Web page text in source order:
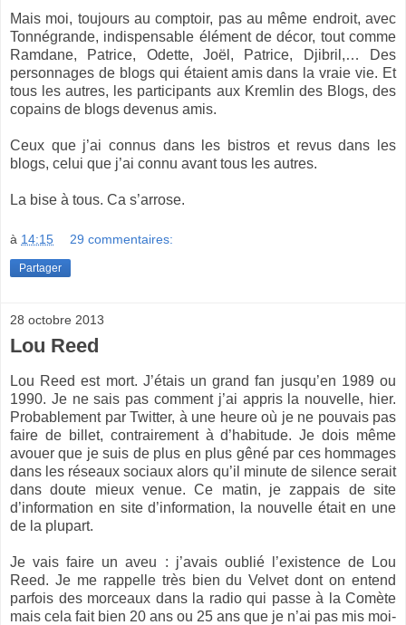
Mais moi, toujours au comptoir, pas au même endroit, avec
Tonnégrande, indispensable élément de décor, tout comme
Ramdane, Patrice, Odette, Joël, Patrice, Djibril,… Des
personnages de blogs qui étaient amis dans la vraie vie. Et
tous les autres, les participants aux Kremlin des Blogs, des
copains de blogs devenus amis.
Ceux que j’ai connus dans les bistros et revus dans les
blogs, celui que j’ai connu avant tous les autres.
La bise à tous. Ca s’arrose.
à 14:15 29 commentaires:
Partager
28 octobre 2013
Lou Reed
Lou Reed est mort. J’étais un grand fan jusqu’en 1989 ou
1990. Je ne sais pas comment j’ai appris la nouvelle, hier.
Probablement par Twitter, à une heure où je ne pouvais pas
faire de billet, contrairement à d’habitude. Je dois même
avouer que je suis de plus en plus gêné par ces hommages
dans les réseaux sociaux alors qu’il minute de silence serait
dans doute mieux venue. Ce matin, je zappais de site
d’information en site d’information, la nouvelle était en une
de la plupart.
Je vais faire un aveu : j’avais oublié l’existence de Lou
Reed. Je me rappelle très bien du Velvet dont on entend
parfois des morceaux dans la radio qui passe à la Comète
mais cela fait bien 20 ans ou 25 ans que je n’ai pas mis moi-